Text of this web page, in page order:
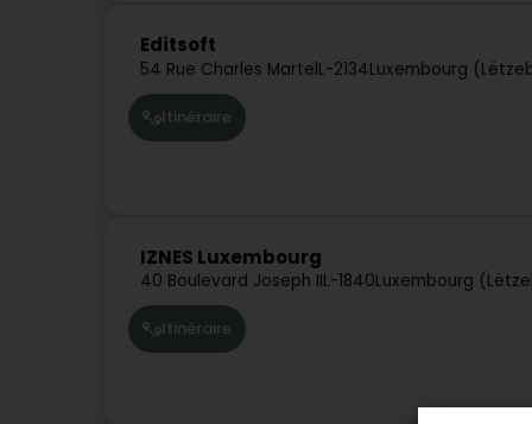
Editsoft
54 Rue Charles MartelL-2134Luxembourg
Itinéraire
IZNES Luxembourg
40 Boulevard Joseph IIL-1840Luxembourg
Itinéraire